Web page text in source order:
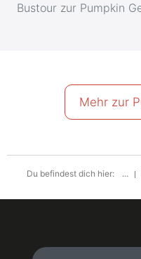
Bustour zur Pumpkin
Mehr zur
Du befindest dich hier: ...